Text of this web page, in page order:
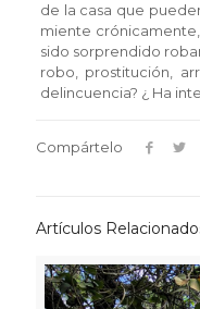
de la casa que
miente
sido sorprendido
robo, prostitución,
delincuencia? ¿ Ha
Compártelo
Artículos